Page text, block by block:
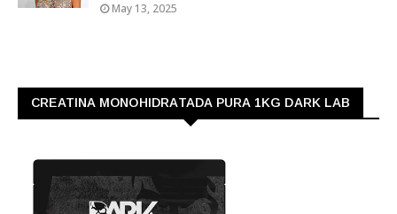
May 13, 2025
CREATINA MONOHIDRATADA PURA 1KG DARK LAB